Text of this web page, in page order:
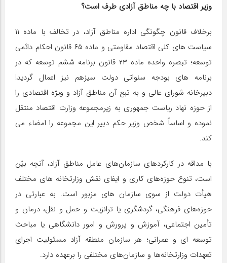
وزیر اقتصاد با چه مناطق آزادی طرف است؟
برخلاف قانون چگونگی اداره مناطق آزاد، در تخالف با ماده ۱۱
سیاست های کلی اقتصاد مقاومتی و ماده ۶۵ قانون احکام دائمی
توسعه؛ تبصره واحده ماده ۲۳ قانون برنامه ششم توسعه که در
برنامه های بودجه سنواتی دولت سیزهم نیز اعمال گردید!
دبیرخانه شورای عالی و به تبع آن مناطق آزاد و ویژه اقتصادی را
از حوزه نهاد ریاست جمهوری به زیرمجموعه وزارت اقتصاد منتقل
نموده و اساساً شخص وزیر حکم دبیر این مجموعه را امضاء می
کند.
با مداقه در کارکردهای سازمان‌های عامل مناطق آزاد، آنچه بیّن
است، تنوع حوزه‌های کاری و ایفای نقش وزارتخانه های مختلف
هیأت دولت از سوی سازمان های مزبور است. به عبارتی در
حوزه‌های فرهنگی، گردشگری یا ترانزیت و حمل و نقل، درمان و
تأمین اجتماعی، آموزش و پرورش و امور دانشگاهی یا مباحث
توسعه ای و عمرانی؛ هر سازمان منطقه آزاد مسئولیت اجرای
تعهدات وزارتخانه‌ها و سازمان‌های مختلفی را برعهده دارد.